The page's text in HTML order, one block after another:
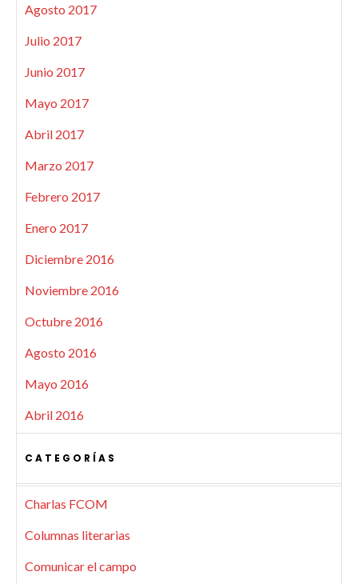
Agosto 2017
Julio 2017
Junio 2017
Mayo 2017
Abril 2017
Marzo 2017
Febrero 2017
Enero 2017
Diciembre 2016
Noviembre 2016
Octubre 2016
Agosto 2016
Mayo 2016
Abril 2016
CATEGORÍAS
Charlas FCOM
Columnas literarias
Comunicar el campo